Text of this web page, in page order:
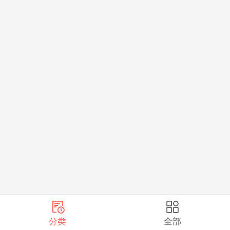
分类 全部